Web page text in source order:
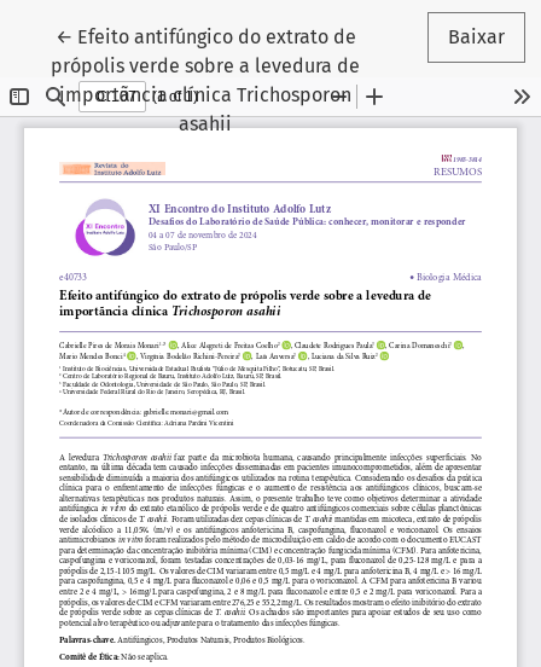
← Voltar aos Detalhes do Artigo
Efeito antifúngico do extrato de
própolis verde sobre a levedura de
importãncia clínica Trichosporon
asahii
Baixar